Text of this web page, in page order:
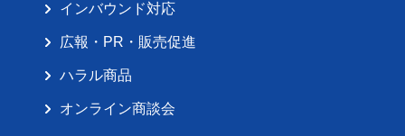
インバウンド対応
広報・PR・販売促進
ハラル商品
オンライン商談会